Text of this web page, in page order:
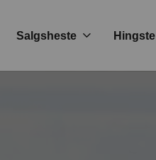
Salgsheste Hingste